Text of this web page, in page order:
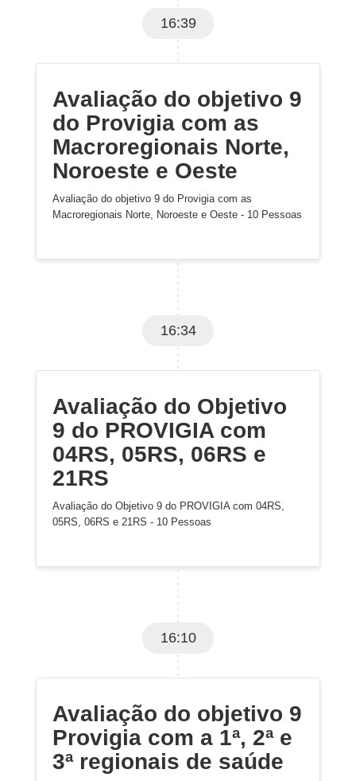
16:39
Avaliação do objetivo 9
do Provigia com as
Macroregionais Norte,
Noroeste e Oeste
Avaliação do objetivo 9 do Provigia com as
Macroregionais Norte, Noroeste e Oeste - 10 Pessoas
16:34
Avaliação do Objetivo
9 do PROVIGIA com
04RS, 05RS, 06RS e
21RS
Avaliação do Objetivo 9 do PROVIGIA com 04RS,
05RS, 06RS e 21RS - 10 Pessoas
16:10
Avaliação do objetivo 9
Provigia com a 1ª, 2ª e
3ª regionais de saúde